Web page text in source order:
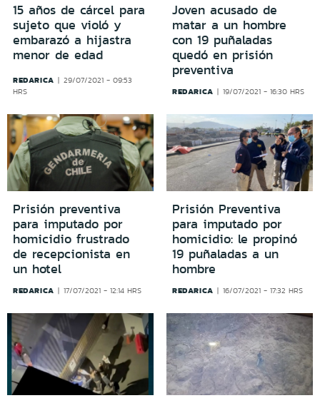
15 años de cárcel para
sujeto que violó y
embarazó a hijastra
menor de edad
REDARICA
29/07/2021 - 09:53
HRS
Joven acusado de
matar a un hombre
con 19 puñaladas
quedó en prisión
preventiva
REDARICA 19/07/2021 - 16:30 HRS
Prisión preventiva
para imputado por
homicidio frustrado
de recepcionista en
un hotel
REDARICA 17/07/2021 - 12:14 HRS
Prisión Preventiva
para imputado por
homicidio: le propinó
19 puñaladas a un
hombre
REDARICA 16/07/2021 - 17:32 HRS